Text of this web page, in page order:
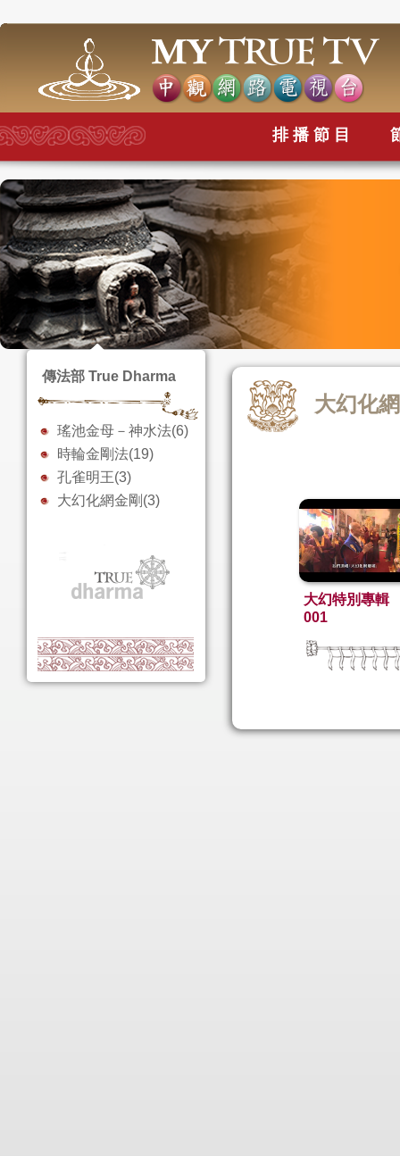
排播節目
傳法部 True Dharma
瑤池金母－神水法(6)
時輪金剛法(19)
孔雀明王(3)
大幻化網金剛(3)
大幻化
大幻特別專輯
001